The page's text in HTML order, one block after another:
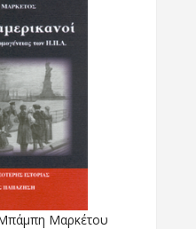
Μαρκέτου